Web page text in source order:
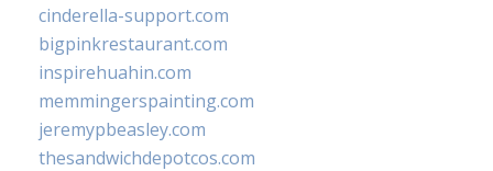
cinderella-support.com
bigpinkrestaurant.com
inspirehuahin.com
memmingerspainting.com
jeremypbeasley.com
thesandwichdepotcos.com